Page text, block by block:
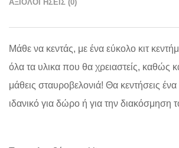
ΑΞΙΟΛΟΓΉΣΕΙΣ (0)
Μάθε να κεντάς, με ένα εύκολο κιτ
όλα τα υλικα που θα χρειαστείς, καθώς
μάθεις σταυροβελονιά! Θα κεντήσεις
ιδανικό για δώρο ή για την διακόσμηση